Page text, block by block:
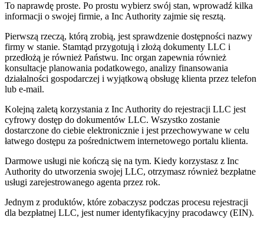
To naprawdę proste. Po prostu wybierz swój stan, wprowadź kilka
informacji o swojej firmie, a Inc Authority zajmie się resztą.
Pierwszą rzeczą, którą zrobią, jest sprawdzenie dostępności nazwy
firmy w stanie. Stamtąd przygotują i złożą dokumenty LLC i
przedłożą je również Państwu. Inc organ zapewnia również
konsultacje planowania podatkowego, analizy finansowania
działalności gospodarczej i wyjątkową obsługę klienta przez telefon
lub e-mail.
Kolejną zaletą korzystania z Inc Authority do rejestracji LLC jest
cyfrowy dostęp do dokumentów LLC. Wszystko zostanie
dostarczone do ciebie elektronicznie i jest przechowywane w celu
łatwego dostępu za pośrednictwem internetowego portalu klienta.
Darmowe usługi nie kończą się na tym. Kiedy korzystasz z Inc
Authority do utworzenia swojej LLC, otrzymasz również bezpłatne
usługi zarejestrowanego agenta przez rok.
Jednym z produktów, które zobaczysz podczas procesu rejestracji
dla bezpłatnej LLC, jest numer identyfikacyjny pracodawcy (EIN).